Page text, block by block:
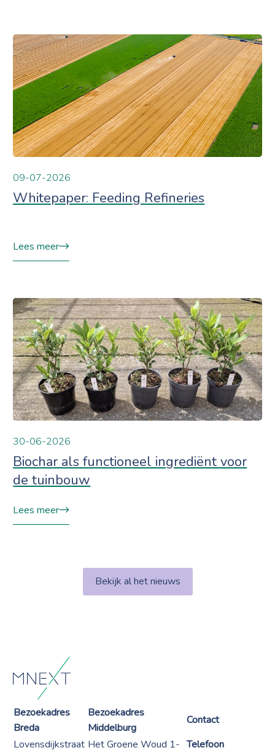
09-07-2026
Whitepaper: Feeding Refineries
Lees meer
30-06-2026
Biochar als functioneel ingrediënt voor
de tuinbouw
Lees meer
Bekijk al het nieuws
Bezoekadres
Breda
Bezoekadres
Middelburg
Contact
Lovensdijkstraat Het Groene Woud 1- Telefoon